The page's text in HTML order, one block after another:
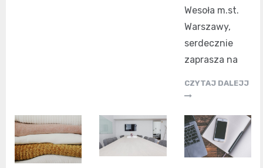
Wesoła m.st.
Warszawy,
serdecznie
zaprasza na
CZYTAJ DALEJJ